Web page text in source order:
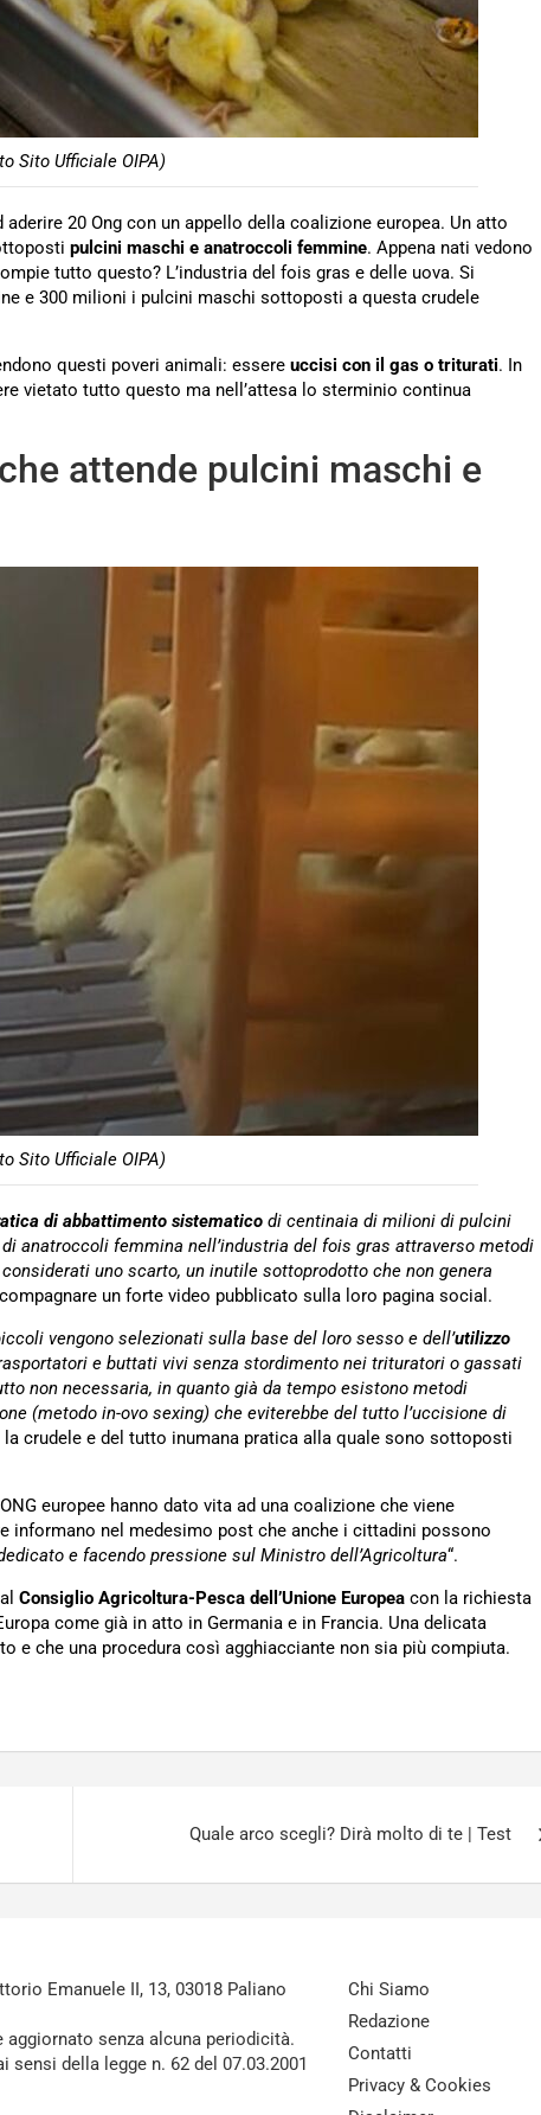
Sito Ufficiale OIPA)
20 Ong con un appello della coalizione europea. Un atto
pulcini maschi e anatroccoli femmine. Appena nati vedono
tutto questo? L’industria del fois gras e delle uova. Si
e 300 milioni i pulcini maschi sottoposti a questa crudele
questi poveri animali: essere uccisi con il gas o triturati. In
vietato tutto questo ma nell’attesa lo sterminio continua
attende pulcini maschi e
Sito Ufficiale OIPA)
di abbattimento sistematico di centinaia di milioni di pulcini
anatroccoli femmina nell’industria del fois gras attraverso metodi
uno scarto, un inutile sottoprodotto che non genera
un forte video pubblicato sulla loro pagina social.
vengono selezionati sulla base del loro sesso e dell’utilizzo
e buttati vivi senza stordimento nei trituratori o gassati
non necessaria, in quanto già da tempo esistono metodi
(metodo in-ovo sexing) che eviterebbe del tutto l’uccisione di
la crudele e del tutto inumana pratica alla quale sono sottoposti
europee hanno dato vita ad una coalizione che viene
informano nel medesimo post che anche i cittadini possono
e facendo pressione sul Ministro dell’Agricoltura“.
Consiglio Agricoltura-Pesca dell’Unione Europea con la richiesta
come già in atto in Germania e in Francia. Una delicata
e che una procedura così agghiacciante non sia più compiuta.
Quale arco scegli? Dirà molto di te | Test
Emanuele II, 13, 03018 Paliano
senza alcuna periodicità.
della legge n. 62 del 07.03.2001
Chi Siamo
Redazione
Contatti
Privacy & Cookies